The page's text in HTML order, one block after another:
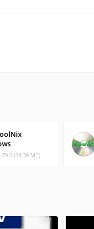
79.0 (24.39 МБ)